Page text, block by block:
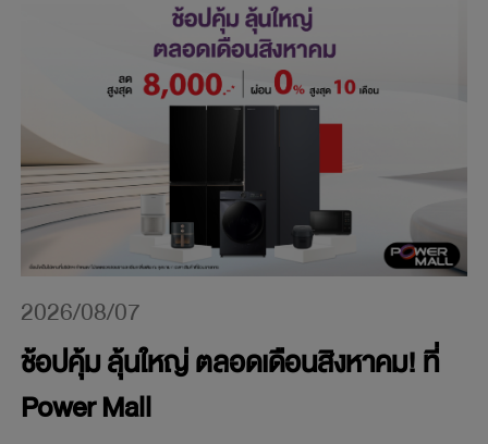
ช้อปคุ้ม ลุ้นใหญ่ ตลอดเดือนสิงหาคม! ที่
Power Mall
2026/08/07